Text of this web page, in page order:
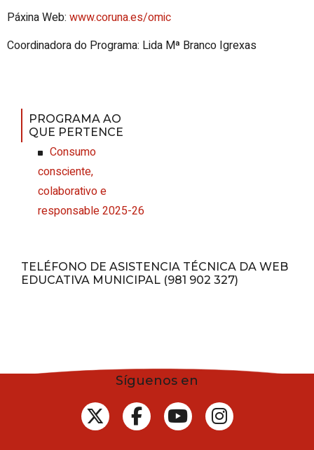
Páxina Web: www.coruna.es/omic
Coordinadora do Programa: Lida Mª Branco Igrexas
PROGRAMA AO
QUE PERTENCE
Consumo
consciente,
colaborativo e
responsable 2025-26
TELÉFONO DE ASISTENCIA TÉCNICA DA WEB
EDUCATIVA MUNICIPAL (981 902 327)
Síguenos en